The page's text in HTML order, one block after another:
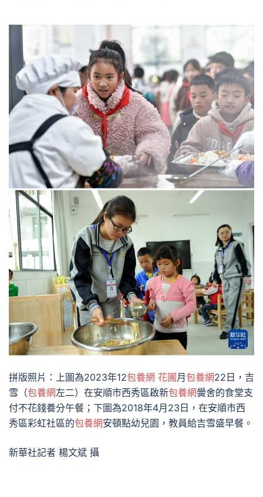
拼版照片：上圖為2023年12包養網 花圃月 包養網22日，吉
雪（包養網左二）在安順市西秀區啟新包養網黌舍的食堂支
付不花錢養分午餐；下圖為2018年4月23日，在安順市西
秀區彩虹社區的包養網安頓點幼兒園，教員給吉雪盛早餐。
新華社記者 楊文斌 攝